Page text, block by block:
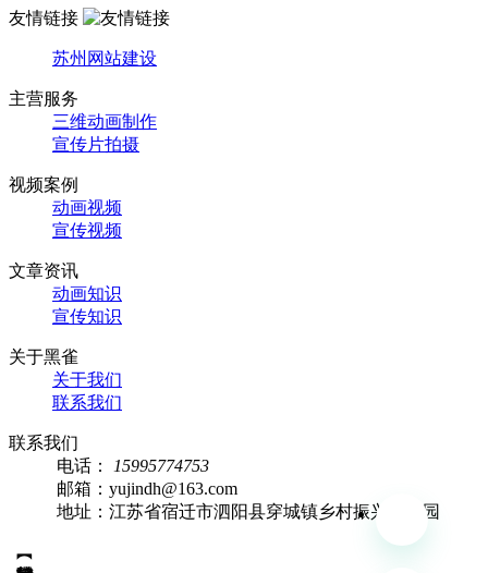
友情链接
苏州网站建设
主营服务
三维动画制作
宣传片拍摄
视频案例
动画视频
宣传视频
文章资讯
动画知识
宣传知识
关于黑雀
关于我们
联系我们
联系我们
电话：
15995774753
邮箱：yujindh@163.com
地址：江苏省宿迁市泗阳县穿城镇乡村振兴产业园
【 微信扫码访问 】